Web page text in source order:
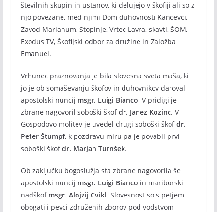
številnih skupin in ustanov, ki delujejo v škofiji ali so z
njo povezane, med njimi Dom duhovnosti Kančevci,
Zavod Marianum, Stopinje, Vrtec Lavra, skavti, ŠOM,
Exodus TV, Škofijski odbor za družine in Založba
Emanuel.
Vrhunec praznovanja je bila slovesna sveta maša, ki
jo je ob somaševanju škofov in duhovnikov daroval
apostolski nuncij msgr. Luigi Bianco. V pridigi je
zbrane nagovoril soboški škofdr. Janez Kozinc. V
Gospodovo molitev je uvedel drugi soboški škofdr.
Peter Štumpf, k pozdravu miru pa je povabil prvi
soboški škofdr. Marjan Turnšek.
Ob zaključku bogoslužja sta zbrane nagovorila še
apostolski nuncij msgr. Luigi Bianco in mariborski
nadškof msgr. Alojzij Cvikl. Slovesnost so s petjem
obogatili pevci združenih zborov pod vodstvom